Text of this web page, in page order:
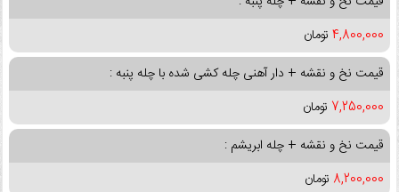
4,800,000 تومان
قیمت نخ و نقشه + دار آهنی چله کشی شده با چله پنبه :
7,250,000 تومان
قیمت نخ و نقشه + چله ابریشم :
8,200,000 تومان